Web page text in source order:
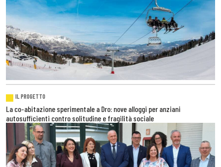
IL PROGETTO
La co-abitazione sperimentale a Dro: nove alloggi per anziani
autosufficienti contro solitudine e fragilità sociale